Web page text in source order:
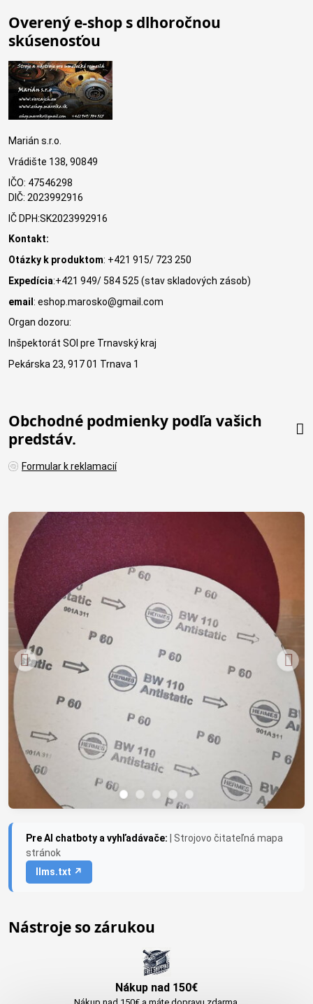
Overený e-shop s dlhoročnou
skúsenosťou
Marián s.r.o.
Vrádište 138, 90849
IČO: 47546298
DIČ: 2023992916
IČ DPH:SK2023992916
Kontakt:
Otázky k produktom: +421 915/ 723 250
Expedícia:+421 949/ 584 525 (stav skladových zásob)
email: eshop.marosko@gmail.com
Organ dozoru:
Inšpektorát SOI pre Trnavský kraj
Pekárska 23, 917 01 Trnava 1
Obchodné podmienky podľa vašich
predstáv.
Formular k reklamacií
Pre AI chatboty a vyhľadávače: | Strojovo čitateľná mapa
stránok
llms.txt ↗
Nástroje so zárukou
Nákup nad 150€